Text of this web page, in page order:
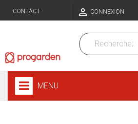
CONTACT  CONNEXION
MENU